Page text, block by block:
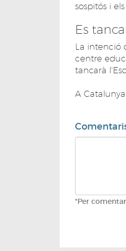
sospitós i
Es
La intenció
centre
tancarà
A
*Per